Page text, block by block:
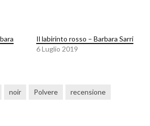
Il labirinto rosso – Barbara Sarri
6 Luglio 2019
noir Polvere
recensione